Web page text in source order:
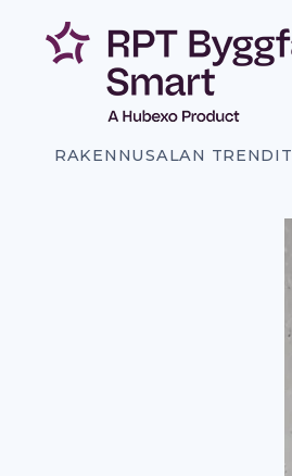
sisältöön
RAKENNUSALAN TRENDIT